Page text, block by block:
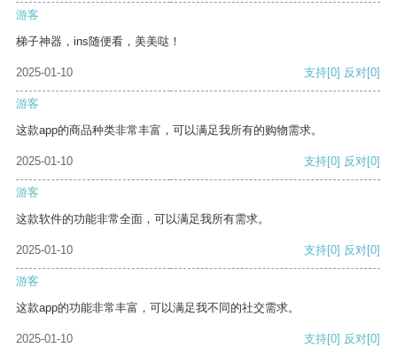
游客
梯子神器，ins随便看，美美哒！
2025-01-10 支持[0] 反对[0]
游客
这款app的商品种类非常丰富，可以满足我所有的购物需求。
2025-01-10 支持[0] 反对[0]
游客
这款软件的功能非常全面，可以满足我所有需求。
2025-01-10 支持[0] 反对[0]
游客
这款app的功能非常丰富，可以满足我不同的社交需求。
2025-01-10 支持[0] 反对[0]